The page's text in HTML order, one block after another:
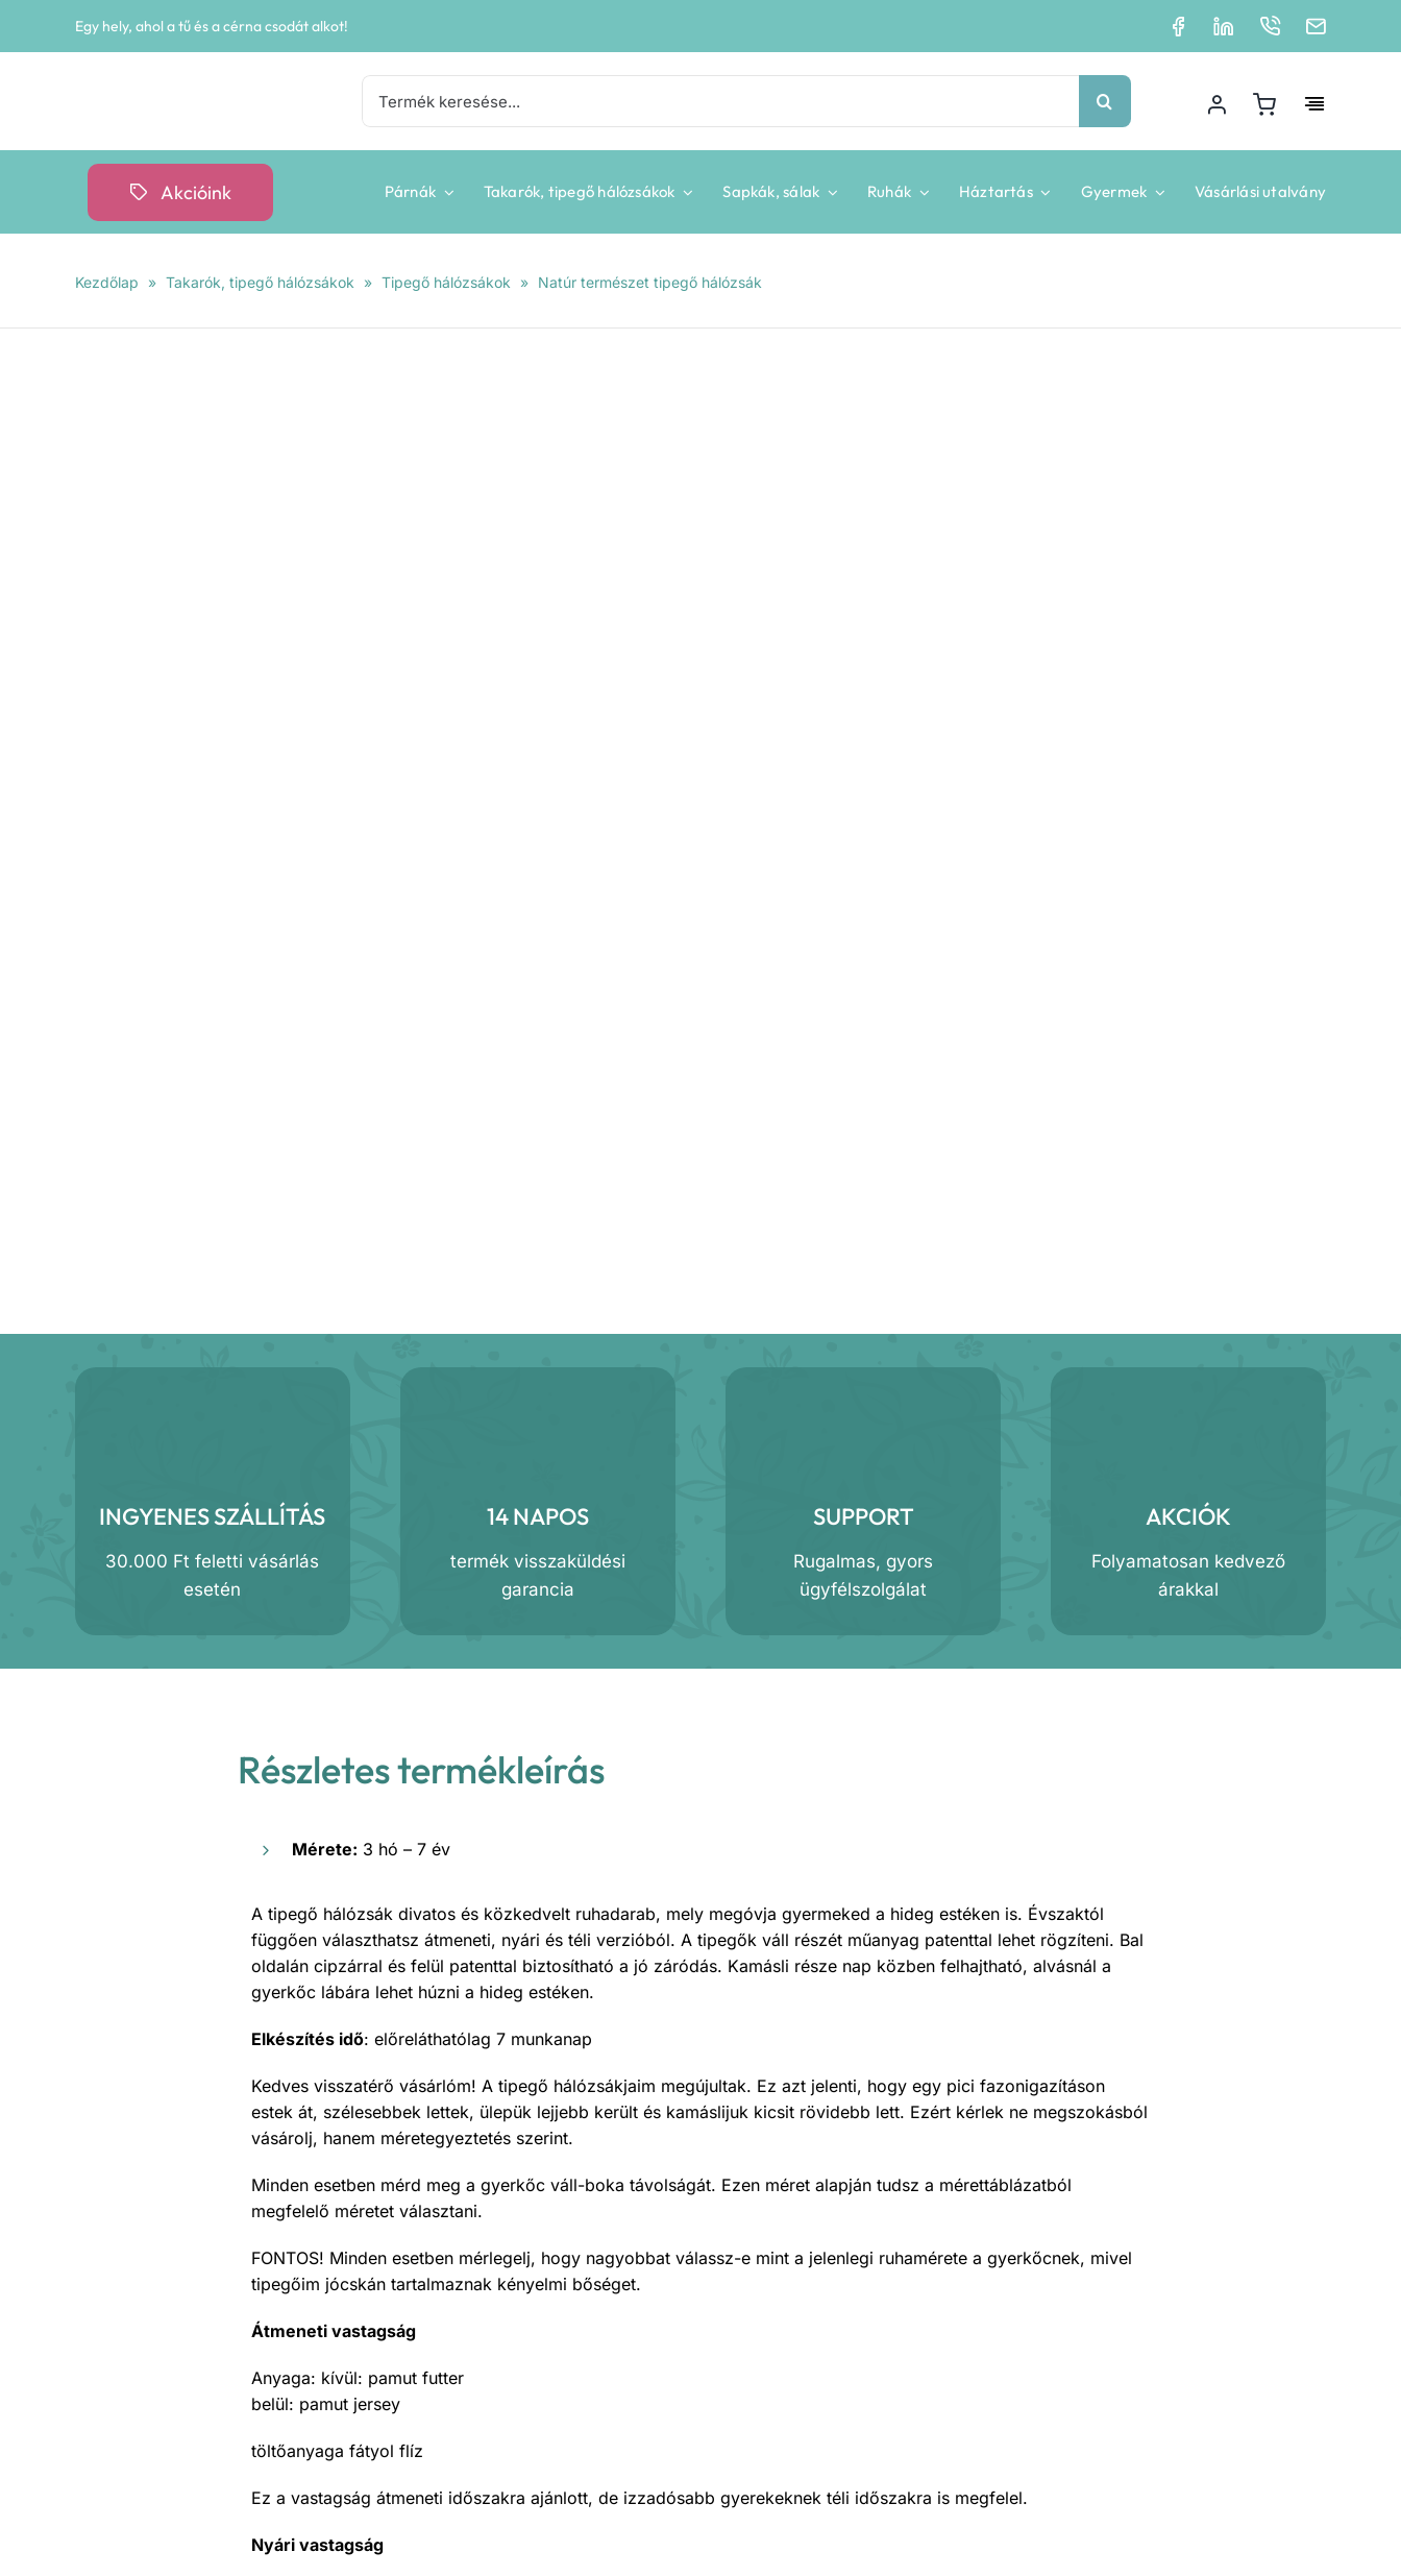
Egy hely, ahol a tű és a cérna csodát alkot!
Keresés...
Akcióink Párnák Takarók, tipegő hálózsákok Sapkák, sálak Ruhák Háztartás Gyermek Vásárlási utalvány
Kezdőlap » Takarók, tipegő hálózsákok » Tipegő hálózsákok » Natúr természet tipegő hálózsák
INGYENES SZÁLLÍTÁS
30.000 Ft feletti vásárlás
esetén
14 NAPOS
termék visszaküldési
garancia
SUPPORT
Rugalmas, gyors
ügyfélszolgálat
AKCIÓK
Folyamatosan kedvező
árakkal
Részletes termékleírás
Mérete: 3 hó – 7 év
A tipegő hálózsák divatos és közkedvelt ruhadarab, mely megóvja gyermeked a hideg estéken is. Évszaktól
függően választhatsz átmeneti, nyári és téli verzióból. A tipegők váll részét műanyag patenttal lehet rögzíteni. Bal
oldalán cipzárral és felül patenttal biztosítható a jó záródás. Kamásli része nap közben felhajtható, alvásnál a
gyerkőc lábára lehet húzni a hideg estéken.
Elkészítés idő: előreláthatólag 7 munkanap
Kedves visszatérő vásárlóm! A tipegő hálózsákjaim megújultak. Ez azt jelenti, hogy egy pici fazonigazításon
estek át, szélesebbek lettek, ülepük lejjebb került és kamáslijuk kicsit rövidebb lett. Ezért kérlek ne megszokásból
vásárolj, hanem méretegyeztetés szerint.
Minden esetben mérd meg a gyerkőc váll-boka távolságát. Ezen méret alapján tudsz a mérettáblázatból
megfelelő méretet választani.
FONTOS! Minden esetben mérlegelj, hogy nagyobbat válassz-e mint a jelenlegi ruhamérete a gyerkőcnek, mivel
tipegőim jócskán tartalmaznak kényelmi bőséget.
Átmeneti vastagság
Anyaga: kívül: pamut futter
belül: pamut jersey
töltőanyaga fátyol flíz
Ez a vastagság átmeneti időszakra ajánlott, de izzadósabb gyerekeknek téli időszakra is megfelel.
Nyári vastagság